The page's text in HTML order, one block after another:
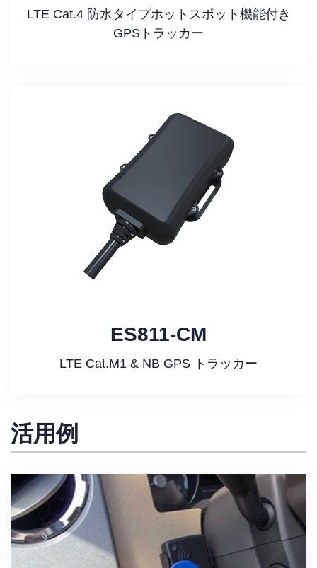
LTE Cat.4 防水タイプホットスポット機能付き
GPSトラッカー
ES811-CM
LTE Cat.M1 & NB GPS トラッカー
活用例